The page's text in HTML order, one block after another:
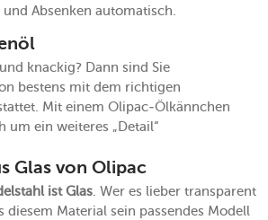
Absenken automatisch.
knackig? Dann sind Sie
bestens mit dem richtigen
Mit einem Olipac-Ölkännchen
um ein weiteres „Detail“
Glas von Olipac
ist Glas . Wer es lieber transparent
diesem Material sein passendes Modell